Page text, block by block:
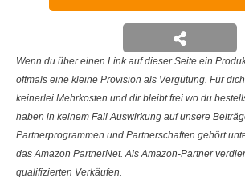
Wenn du über einen Link auf dieser Seite ein
oftmals eine kleine Provision als Vergütung. Für
keinerlei Mehrkosten und dir bleibt frei wo du
haben in keinem Fall Auswirkung auf unsere
Partnerprogrammen und Partnerschaften gehört
das Amazon PartnerNet. Als Amazon-Partner
qualifizierten Verkäufen.